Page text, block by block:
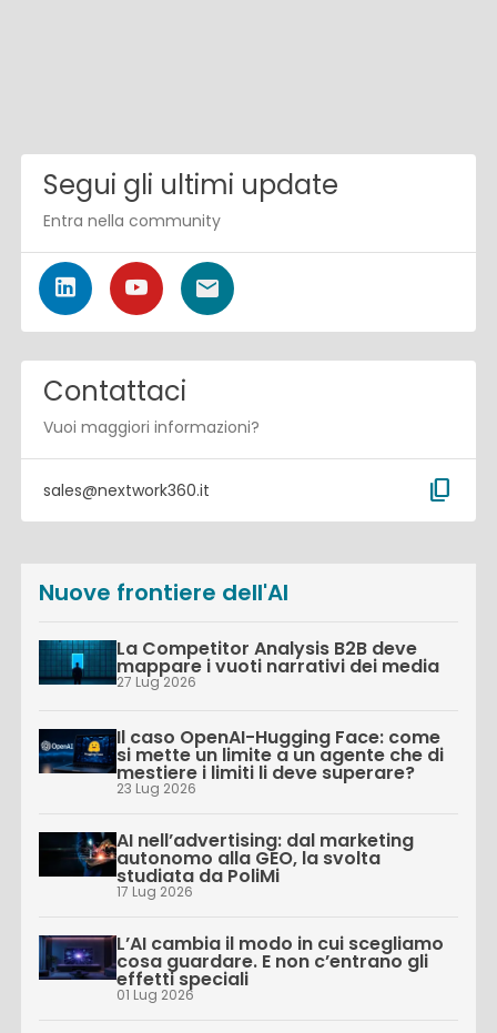
Segui gli ultimi update
Entra nella community
Contattaci
Vuoi maggiori informazioni?
sales@nextwork360.it content_copy
Nuove frontiere dell'AI
La Competitor Analysis B2B deve
mappare i vuoti narrativi dei media
27 Lug 2026
Il caso OpenAI-Hugging Face: come
si mette un limite a un agente che di
mestiere i limiti li deve superare?
23 Lug 2026
AI nell’advertising: dal marketing
autonomo alla GEO, la svolta
studiata da PoliMi
17 Lug 2026
L’AI cambia il modo in cui scegliamo
cosa guardare. E non c’entrano gli
effetti speciali
01 Lug 2026